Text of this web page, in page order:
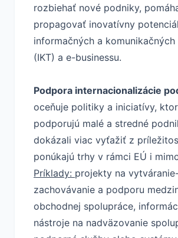
rozbiehať nové podniky,
propagovať inovatívny potenciál
informačných a
(IKT) a e-businessu.
Podpora internacionalizácie
oceňuje politiky a iniciatívy,
podporujú malé a stredné
dokázali viac vyťažiť z
ponúkajú trhy v rámci EÚ i
Príklady: projekty na
zachovávanie a podporu
obchodnej spolupráce,
nástroje na nadväzovanie